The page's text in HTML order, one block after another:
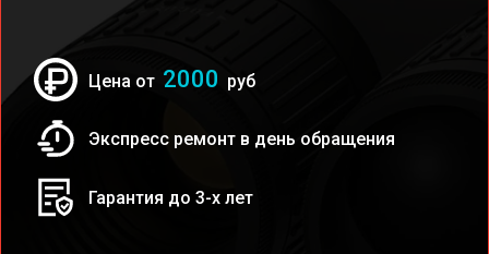
Цена от 2000 руб
Экспресс ремонт в день обращения
Гарантия до 3-х лет